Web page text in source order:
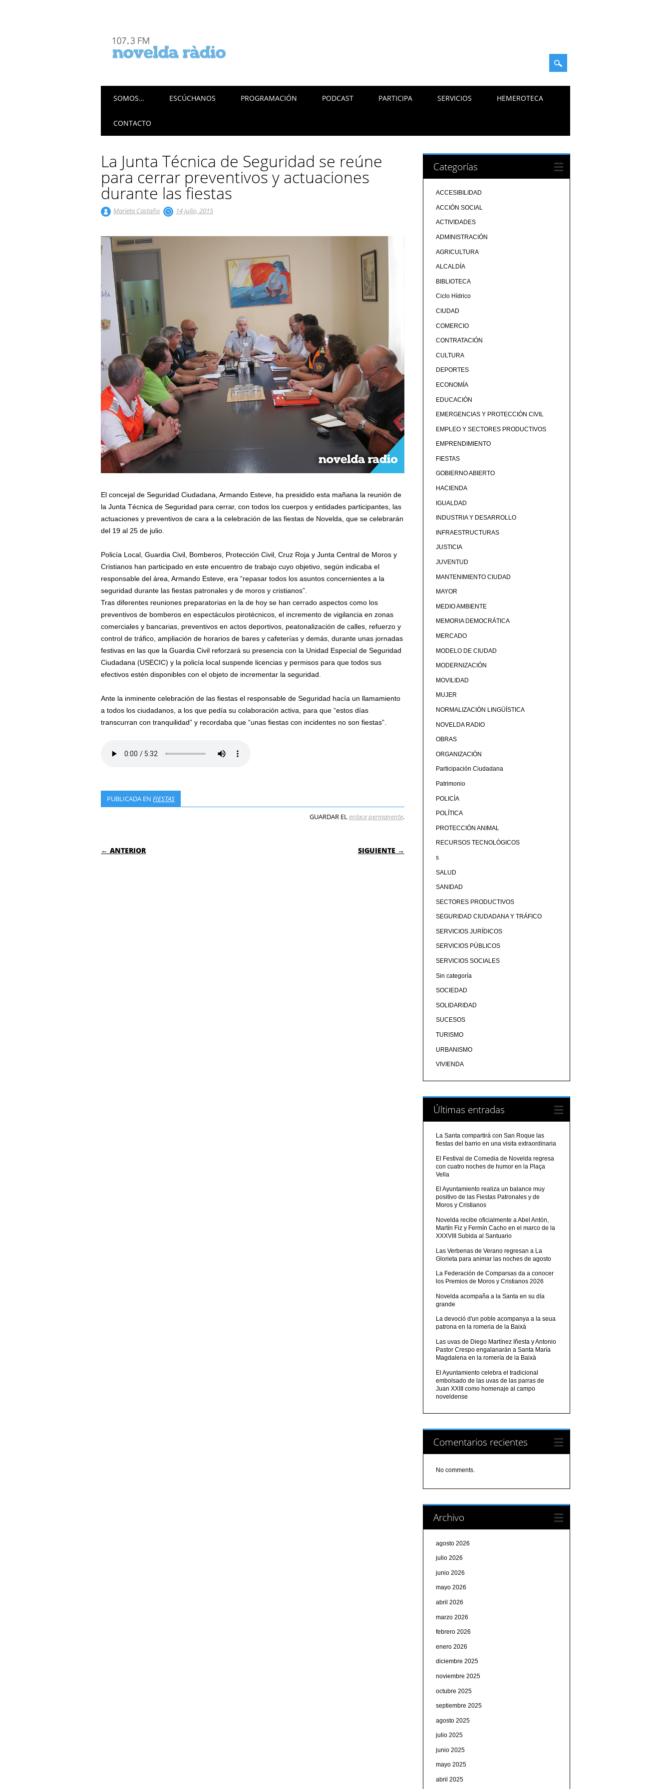
Menú principal
SOMOS… ESCÚCHANOS PROGRAMACIÓN PODCAST PARTICIPA SERVICIOS HEMEROTECA
CONTACTO
La Junta Técnica de Seguridad se reúne
para cerrar preventivos y actuaciones
durante las fiestas
Marieta Castaño 14 julio, 2015
El concejal de Seguridad Ciudadana, Armando Esteve, ha presidido esta mañana la reunión de
la Junta Técnica de Seguridad para cerrar, con todos los cuerpos y entidades participantes, las
actuaciones y preventivos de cara a la celebración de las fiestas de Novelda, que se celebrarán
del 19 al 25 de julio.
Policía Local, Guardia Civil, Bomberos, Protección Civil, Cruz Roja y Junta Central de Moros y
Cristianos han participado en este encuentro de trabajo cuyo objetivo, según indicaba el
responsable del área, Armando Esteve, era “repasar todos los asuntos concernientes a la
seguridad durante las fiestas patronales y de moros y cristianos”.
Tras diferentes reuniones preparatorias en la de hoy se han cerrado aspectos como los
preventivos de bomberos en espectáculos pirotécnicos, el incremento de vigilancia en zonas
comerciales y bancarias, preventivos en actos deportivos, peatonalización de calles, refuerzo y
control de tráfico, ampliación de horarios de bares y cafeterías y demás, durante unas jornadas
festivas en las que la Guardia Civil reforzará su presencia con la Unidad Especial de Seguridad
Ciudadana (USECIC) y la policía local suspende licencias y permisos para que todos sus
efectivos estén disponibles con el objeto de incrementar la seguridad.
Ante la inminente celebración de las fiestas el responsable de Seguridad hacía un llamamiento
a todos los ciudadanos, a los que pedía su colaboración activa, para que “estos días
transcurran con tranquilidad” y recordaba que “unas fiestas con incidentes no son fiestas”.
PUBLICADA ENFIESTAS
GUARDAR ELenlace permanente.
NAVEGACIÓN DE ENTRADAS
← ANTERIOR SIGUIENTE →
Categorías
ACCESIBILIDAD
ACCIÓN SOCIAL
ACTIVIDADES
ADMINISTRACIÓN
AGRICULTURA
ALCALDÍA
BIBLIOTECA
Ciclo Hídrico
CIUDAD
COMERCIO
CONTRATACIÓN
CULTURA
DEPORTES
ECONOMÍA
EDUCACIÓN
EMERGENCIAS Y PROTECCIÓN CIVIL
EMPLEO Y SECTORES PRODUCTIVOS
EMPRENDIMIENTO
FIESTAS
GOBIERNO ABIERTO
HACIENDA
IGUALDAD
INDUSTRIA Y DESARROLLO
INFRAESTRUCTURAS
JUSTICIA
JUVENTUD
MANTENIMIENTO CIUDAD
MAYOR
MEDIO AMBIENTE
MEMORIA DEMOCRÁTICA
MERCADO
MODELO DE CIUDAD
MODERNIZACIÓN
MOVILIDAD
MUJER
NORMALIZACIÓN LINGÜÍSTICA
NOVELDA RADIO
OBRAS
ORGANIZACIÓN
Participación Ciudadana
Patrimonio
POLICÍA
POLÍTICA
PROTECCIÓN ANIMAL
RECURSOS TECNOLÓGICOS
s
SALUD
SANIDAD
SECTORES PRODUCTIVOS
SEGURIDAD CIUDADANA Y TRÁFICO
SERVICIOS JURÍDICOS
SERVICIOS PÚBLICOS
SERVICIOS SOCIALES
Sin categoría
SOCIEDAD
SOLIDARIDAD
SUCESOS
TURISMO
URBANISMO
VIVIENDA
Últimas entradas
La Santa compartirá con San Roque las
fiestas del barrio en una visita extraordinaria
El Festival de Comedia de Novelda regresa
con cuatro noches de humor en la Plaça
Vella
El Ayuntamiento realiza un balance muy
positivo de las Fiestas Patronales y de
Moros y Cristianos
Novelda recibe oficialmente a Abel Antón,
Martín Fiz y Fermín Cacho en el marco de la
XXXVIII Subida al Santuario
Las Verbenas de Verano regresan a La
Glorieta para animar las noches de agosto
La Federación de Comparsas da a conocer
los Premios de Moros y Cristianos 2026
Novelda acompaña a la Santa en su día
grande
La devoció d'un poble acompanya a la seua
patrona en la romeria de la Baixà
Las uvas de Diego Martínez Iñesta y Antonio
Pastor Crespo engalanarán a Santa María
Magdalena en la romería de la Baixà
El Ayuntamiento celebra el tradicional
embolsado de las uvas de las parras de
Juan XXIII como homenaje al campo
noveldense
Comentarios recientes
No comments.
Archivo
agosto 2026
julio 2026
junio 2026
mayo 2026
abril 2026
marzo 2026
febrero 2026
enero 2026
diciembre 2025
noviembre 2025
octubre 2025
septiembre 2025
agosto 2025
julio 2025
junio 2025
mayo 2025
abril 2025